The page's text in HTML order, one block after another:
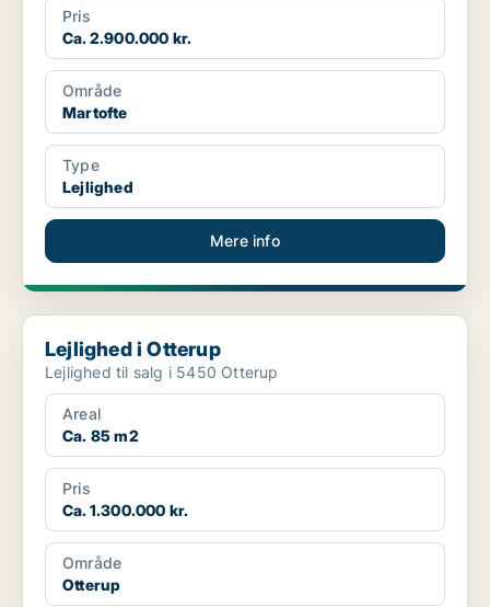
Pris
Ca. 2.900.000 kr.
Område
Martofte
Type
Lejlighed
Mere info
Lejlighed i Otterup
Lejlighed i Otterup
Lejlighed til salg i 5450 Otterup
Areal
Ca. 85 m2
Pris
Ca. 1.300.000 kr.
Område
Otterup